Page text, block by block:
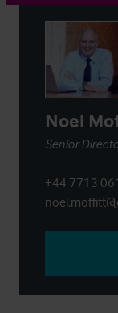
Noel
Senior
+44 7713